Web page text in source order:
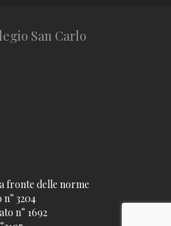
San Carlo
fronte delle norme
3204
n° 1692